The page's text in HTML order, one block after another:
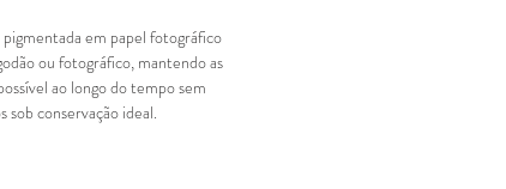
em papel fotográfico
ou fotográfico, mantendo as
ao longo do tempo sem
sob conservação ideal.